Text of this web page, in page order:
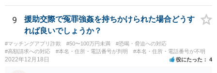
9
援助交際で冤罪強姦を持ちかけられた場合どうす
れば良いでしょうか？
#マッチングアプリ詐欺 #50〜100万円未満
#恐喝・脅迫への対応
#高額請求への対応
#本名・住所・電話番号が判明 #本名・住所・電話番号が不明
2022年12月18日 役にたった 4